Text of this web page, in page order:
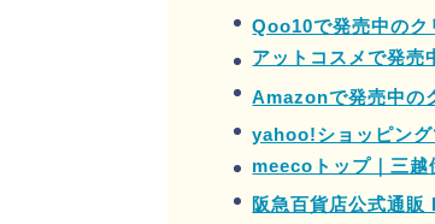
Qoo10で発売中のク
アットコスメで発売
Amazonで発売中の
yahoo!ショッピング
meecoトップ｜三越
阪急百貨店公式通